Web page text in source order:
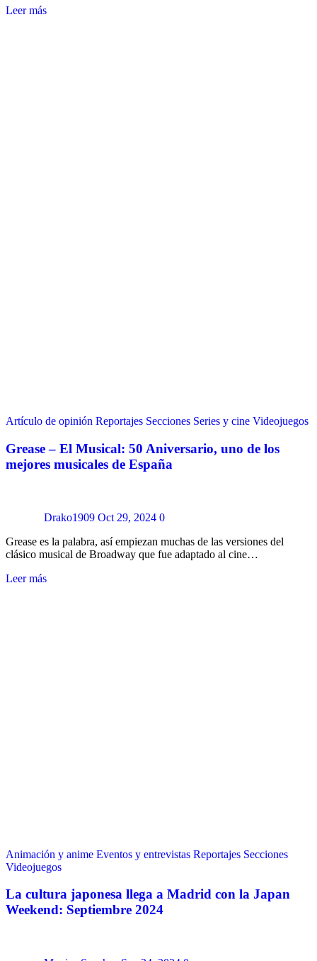
Leer más
Artículo de opinión Reportajes Secciones Series y cine Videojuegos
Grease – El Musical: 50 Aniversario, uno de los
mejores musicales de España
Drako1909 Oct 29, 2024 0
Grease es la palabra, así empiezan muchas de las versiones del
clásico musical de Broadway que fue adaptado al cine…
Leer más
Animación y anime Eventos y entrevistas Reportajes Secciones
Videojuegos
La cultura japonesa llega a Madrid con la Japan
Weekend: Septiembre 2024